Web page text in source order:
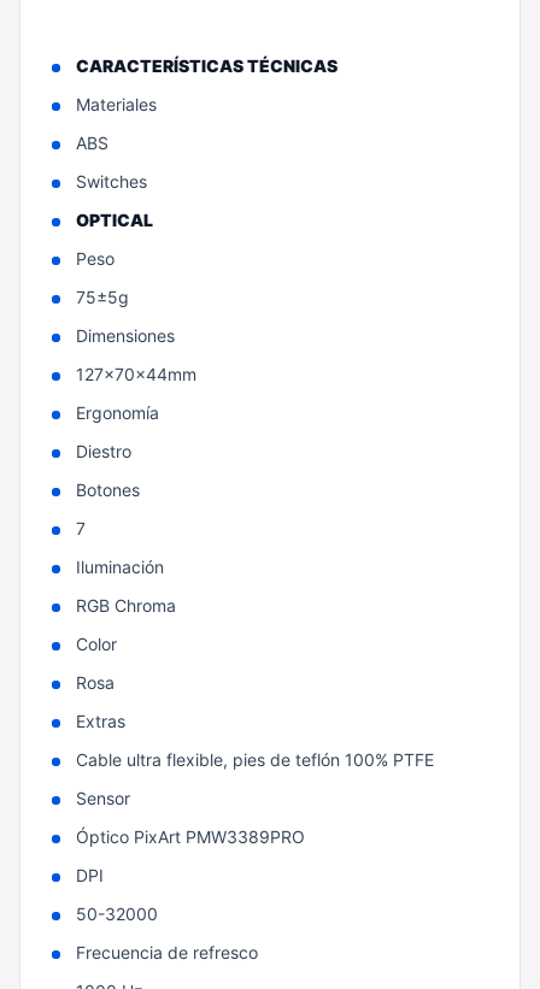
CARACTERÍSTICAS TÉCNICAS
Materiales
ABS
Switches
OPTICAL
Peso
75±5g
Dimensiones
127x70x44mm
Ergonomía
Diestro
Botones
7
Iluminación
RGB Chroma
Color
Rosa
Extras
Cable ultra flexible, pies de teflón 100% PTFE
Sensor
Óptico PixArt PMW3389PRO
DPI
50-32000
Frecuencia de refresco